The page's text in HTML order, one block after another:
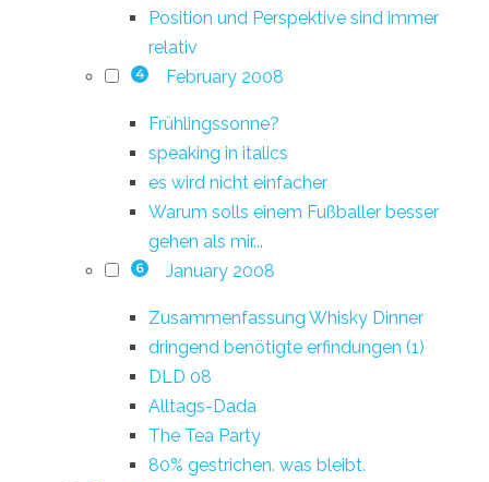
Position und Perspektive sind immer
relativ
4 February 2008
Frühlingssonne?
speaking in italics
es wird nicht einfacher
Warum solls einem Fußballer besser
gehen als mir...
6 January 2008
Zusammenfassung Whisky Dinner
dringend benötigte erfindungen (1)
DLD 08
Alltags-Dada
The Tea Party
80% gestrichen. was bleibt.